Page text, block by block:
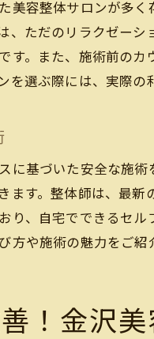
姿勢改善
健康的な
他の健康
個々のニーズ
パーソナ
体質や生
特別なリ
美容整体サロンが多
、ただのリラクゼー
す。また、施術前の
を選ぶ際には、実際
に基づいた安全な施
ます。整体師は、最
り、自宅でできるセ
方や施術の魅力をご
！金沢